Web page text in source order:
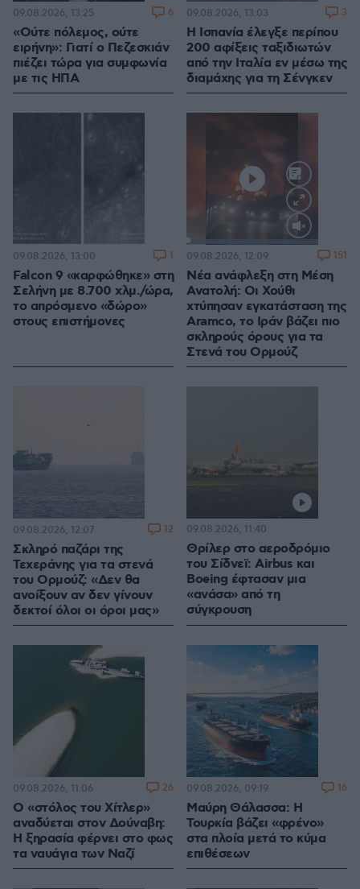
«Ούτε πόλεμος, ούτε
ειρήνη»: Γιατί ο Πεζεσκιάν
πιέζει τώρα για συμφωνία
με τις ΗΠΑ
09.08.2026, 13:25 6
Η Ισπανία έλεγξε περίπου
200 αφίξεις ταξιδιωτών
από την Ιταλία εν μέσω της
διαμάχης για τη Σένγκεν
09.08.2026, 13:03 3
Falcon 9 «καρφώθηκε» στη
Σελήνη με 8.700 χλμ./ώρα,
το απρόσμενο «δώρο»
στους επιστήμονες
09.08.2026, 13:00 1
Loaded
100.00%
Νέα ανάφλεξη στη Μέση
Ανατολή: Οι Χούθι
χτύπησαν εγκατάσταση της
Aramco, το Ιράν βάζει πιο
σκληρούς όρους για τα
Στενά του Ορμούζ
09.08.2026, 12:09 151
Σκληρό παζάρι της
Τεχεράνης για τα στενά
του Ορμούζ: «Δεν θα
ανοίξουν αν δεν γίνουν
δεκτοί όλοι οι όροι μας»
09.08.2026, 12:07 12
Θρίλερ στο αεροδρόμιο
του Σίδνεϊ: Airbus και
Boeing έφτασαν μια
«ανάσα» από τη
σύγκρουση
09.08.2026, 11:40
Ο «στόλος του Χίτλερ»
αναδύεται στον Δούναβη:
Η ξηρασία φέρνει στο φως
τα ναυάγια των Ναζί
09.08.2026, 11:06 26
Μαύρη Θάλασσα: Η
Τουρκία βάζει «φρένο»
στα πλοία μετά το κύμα
επιθέσεων
09.08.2026, 09:19 16